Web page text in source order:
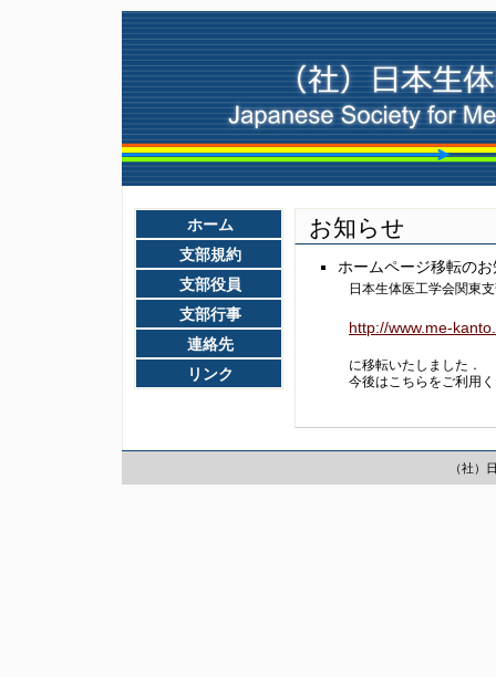
ホーム
支部規約
支部役員
支部行事
連絡先
リンク
お知らせ
ホームページ移転の
日本生体医工学会関東
http://www.me-
に移転いたしました．
今後はこちらをご利用
（社）